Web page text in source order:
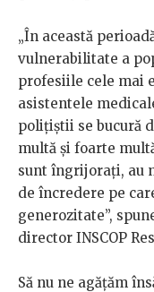
„În această
vulnerabilitate a
profesiile cele mai
asistentele
poliţiştii se bucură
multă şi foarte
sunt îngrijoraţi, au
de încredere pe
generozitate”,
director INSCOP
Să nu ne agățăm